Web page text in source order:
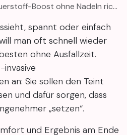
Boost ohne Nadeln richtig wählen
spannt oder einfach
man oft schnell wieder
ohne Ausfallzeit.
an: Sie sollen den Teint
und dafür sorgen, dass
„setzen“.
und Ergebnis am Ende